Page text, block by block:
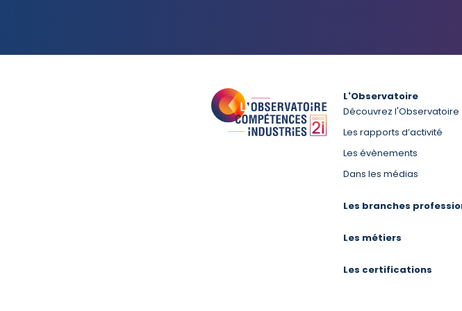
L'Observatoire
Découvrez l'Observatoire
Les rapports d’activité
Les évènements
Dans les médias
Les branches
Les métiers
Les certifications